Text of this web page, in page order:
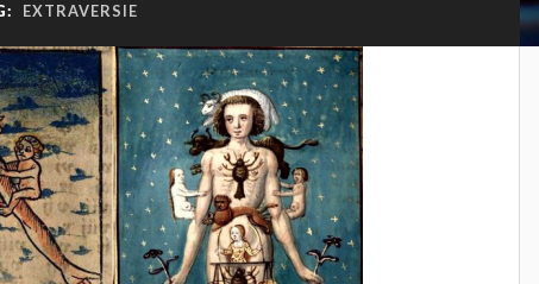
EXTRAVERSIE